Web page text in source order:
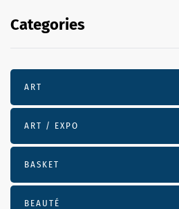
Categories
ART
ART / EXPO
BASKET
BEAUTÉ